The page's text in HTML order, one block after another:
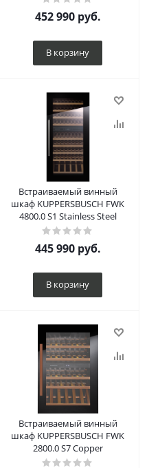
452 990руб.
В корзину
Встраиваемый винный
шкаф KUPPERSBUSCH FWK
4800.0 S1 Stainless Steel
445 990руб.
В корзину
Встраиваемый винный
шкаф KUPPERSBUSCH FWK
2800.0 S7 Copper